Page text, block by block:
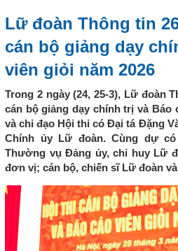
Lữ đoàn Thông tin
cán bộ giảng dạy
viên giỏi năm 2026
Trong 2 ngày (24, 25-3), Lữ đoàn
cán bộ giảng dạy chính trị và Báo
và chỉ đạo Hội thi có Đại tá Đặng
Chính ủy Lữ đoàn. Cùng dự
Thường vụ Đảng ủy, chỉ huy Lữ
đơn vị; cán bộ, chiến sĩ Lữ đoàn